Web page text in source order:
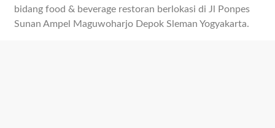
bidang food & beverage restoran berlokasi di Jl Ponpes
Sunan Ampel Maguwoharjo Depok Sleman Yogyakarta.